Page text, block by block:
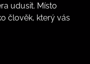
udusit. Místo
člověk, který vás